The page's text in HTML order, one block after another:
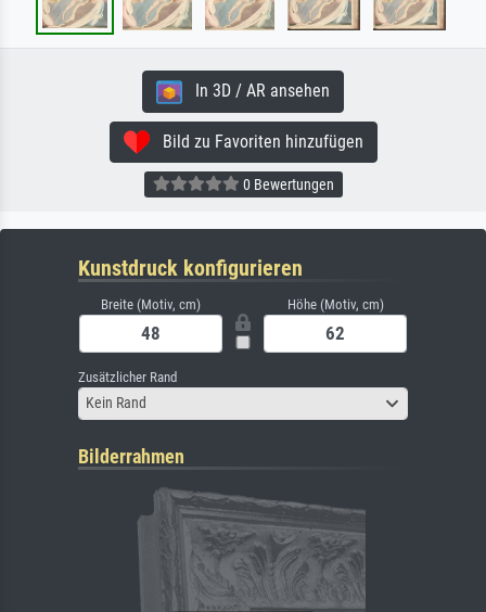
In 3D / AR ansehen
Bild zu Favoriten hinzufügen
0 Bewertungen
Kunstdruck konfigurieren
Breite (Motiv, cm) Höhe (Motiv, cm)
Zusätzlicher Rand
Kein Rand
Bilderrahmen